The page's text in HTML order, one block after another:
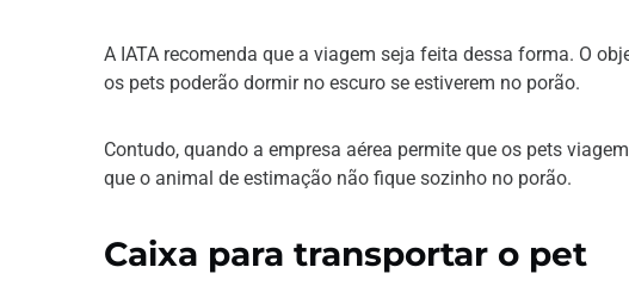
A IATA recomenda que a viagem seja feita dessa forma. O
os pets poderão dormir no escuro se estiverem no porão.
Contudo, quando a empresa aérea permite que os pets
que o animal de estimação não fique sozinho no porão.
Caixa para transportar o pet